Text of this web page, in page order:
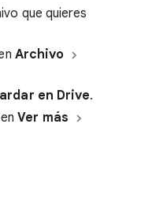
que quieres
Archivo
en Drive.
enVer más